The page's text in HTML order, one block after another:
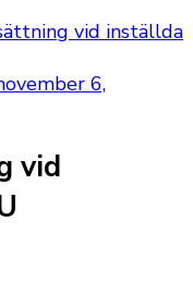
vid inställda
6,
vid